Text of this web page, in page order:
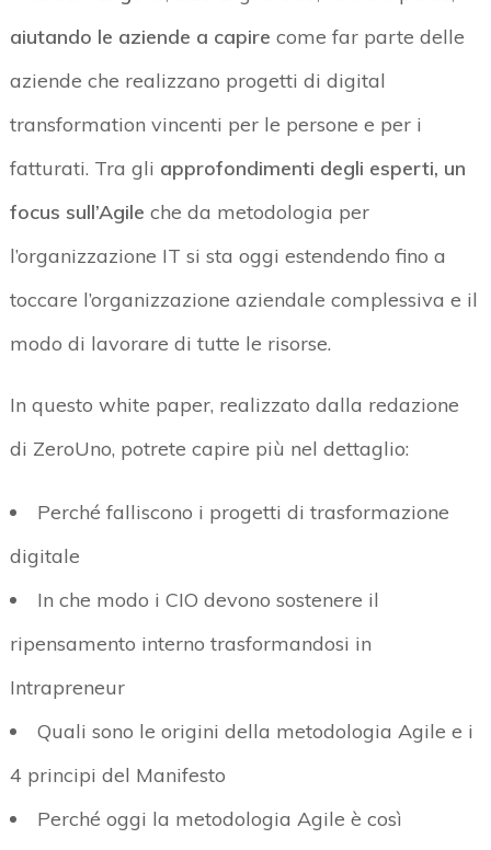
aiutando le aziende a capire come far parte delle
aziende che realizzano progetti di digital
transformation vincenti per le persone e per i
fatturati. Tra gli approfondimenti degli esperti, un
focus sull’Agile che da metodologia per
l’organizzazione IT si sta oggi estendendo fino a
toccare l’organizzazione aziendale complessiva e il
modo di lavorare di tutte le risorse.
In questo white paper, realizzato dalla redazione
di ZeroUno, potrete capire più nel dettaglio:
Perché falliscono i progetti di trasformazione
digitale
In che modo i CIO devono sostenere il
ripensamento interno trasformandosi in
Intrapreneur
Quali sono le origini della metodologia Agile e i
4 principi del Manifesto
Perché oggi la metodologia Agile è così